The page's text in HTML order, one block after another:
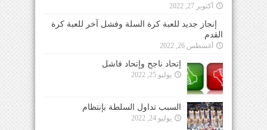
أكتوبر 27, 2022
إنجاز جديد للعبة كرة السلة وفشل آخر للعبة كرة
القدم
أغسطس 26, 2022
إتحاد ناجح وإتحاد فاشل
يوليو 25, 2022
السبب تداول السلطة بإنتظام
يوليو 24, 2022